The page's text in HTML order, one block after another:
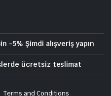
-5% Şimdi alışveriş yapın
ücretsiz teslimat
Terms and Conditions